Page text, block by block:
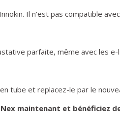
Il n'est pas compatible
parfaite, même avec les e-
tube et replacez-le par le
maintenant et bénéficiez